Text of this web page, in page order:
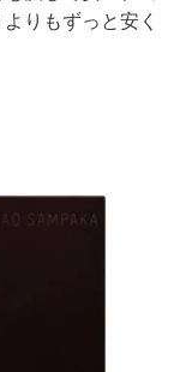
りもずっと安く